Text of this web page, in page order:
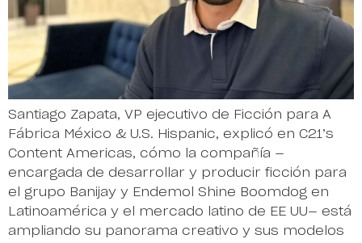
Santiago Zapata, VP ejecutivo de Ficción para A
Fábrica México & U.S. Hispanic, explicó en C21’s
Content Americas, cómo la compañía —
encargada de desarrollar y producir ficción para
el grupo Banijay y Endemol Shine Boomdog en
Latinoamérica y el mercado latino de EE UU— está
ampliando su panorama creativo y sus modelos